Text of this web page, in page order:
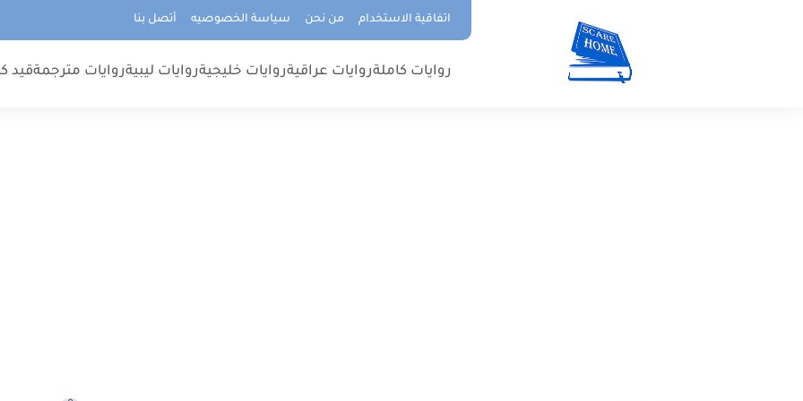
اتفاقية الاستخدام من نحن سياسة الخصوصيه أتصل بنا
روايات كاملةروايات عراقيةروايات خليجيةروايات ليبيةروايات مترجمةقيد